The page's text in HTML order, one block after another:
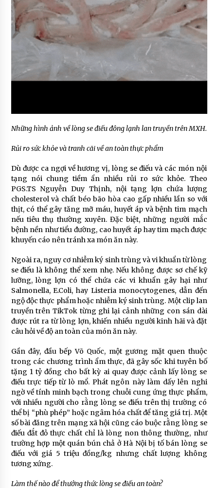
Những hình ảnh về lòng se điếu đông lạnh lan truyền trên MXH.
Rủi ro sức khỏe và tranh cãi về an toàn thực phẩm
Dù được ca ngợi về hương vị, lòng se điếu và các món nội
tạng nói chung tiềm ẩn nhiều rủi ro sức khỏe. Theo
PGS.TS Nguyễn Duy Thịnh, nội tạng lợn chứa lượng
cholesterol và chất béo bão hòa cao gấp nhiều lần so với
thịt, có thể gây tăng mỡ máu, huyết áp và bệnh tim mạch
nếu tiêu thụ thường xuyên. Đặc biệt, những người mắc
bệnh nền như tiểu đường, cao huyết áp hay tim mạch được
khuyến cáo nên tránh xa món ăn này.
Ngoài ra, nguy cơ nhiễm ký sinh trùng và vi khuẩn từ lòng
se điếu là không thể xem nhẹ. Nếu không được sơ chế kỹ
lưỡng, lòng lợn có thể chứa các vi khuẩn gây hại như
Salmonella, E.Coli, hay Listeria monocytogenes, dẫn đến
ngộ độc thực phẩm hoặc nhiễm ký sinh trùng. Một clip lan
truyền trên TikTok từng ghi lại cảnh những con sán dài
được rút ra từ lòng lợn, khiến nhiều người kinh hãi và đặt
câu hỏi về độ an toàn của món ăn này.
Gần đây, đầu bếp Võ Quốc, một gương mặt quen thuộc
trong các chương trình ẩm thực, đã gây sốc khi tuyên bố
tặng 1 tỷ đồng cho bất kỳ ai quay được cảnh lấy lòng se
điếu trực tiếp từ lò mổ. Phát ngôn này làm dấy lên nghi
ngờ về tính minh bạch trong chuỗi cung ứng thực phẩm,
với nhiều người cho rằng lòng se điếu trên thị trường có
thể bị “phù phép” hoặc ngâm hóa chất để tăng giá trị. Một
số bài đăng trên mạng xã hội cũng cáo buộc rằng lòng se
điếu đắt đỏ thực chất chỉ là lòng non thông thường, như
trường hợp một quán bún chả ở Hà Nội bị tố bán lòng se
điếu với giá 5 triệu đồng/kg nhưng chất lượng không
tương xứng.
Làm thế nào để thưởng thức lòng se điếu an toàn?